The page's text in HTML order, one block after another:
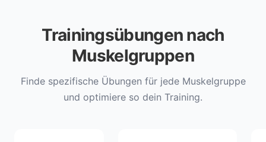
Trainingsübungen nach
Muskelgruppen
Finde spezifische Übungen für jede Muskelgruppe
und optimiere so dein Training.